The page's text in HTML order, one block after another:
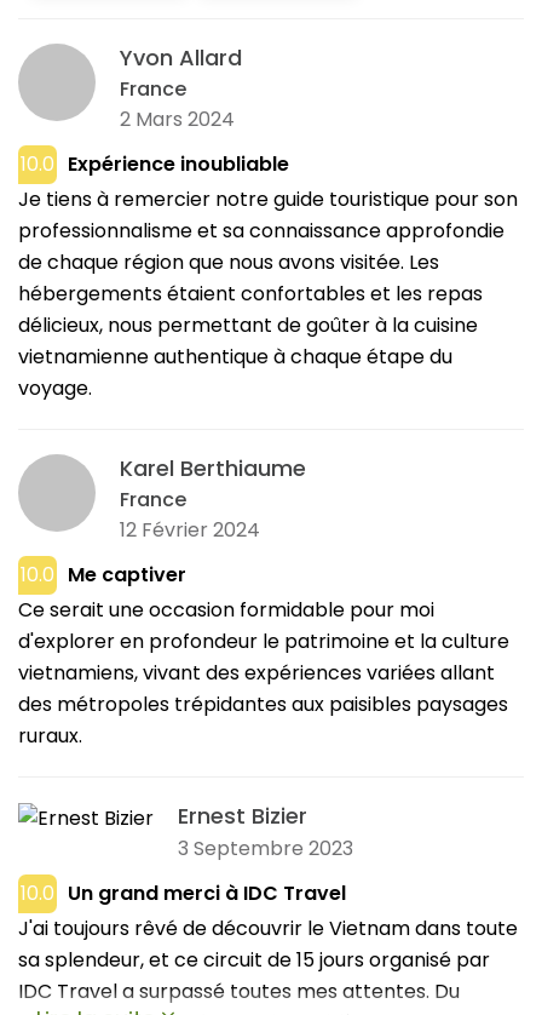
pu visiter Tam Coc en liberté sans guide). L'agence a
été aux petits soins et s'est régulièrement
préoccupée de notre confort durant ces 15 jours.
Une excellente expérience !
Yvon Allard
France
2 Mars 2024
10.0 Expérience inoubliable
Je tiens à remercier notre guide touristique pour son
professionnalisme et sa connaissance approfondie
de chaque région que nous avons visitée. Les
hébergements étaient confortables et les repas
délicieux, nous permettant de goûter à la cuisine
vietnamienne authentique à chaque étape du
voyage.
Karel Berthiaume
France
12 Février 2024
10.0 Me captiver
Ce serait une occasion formidable pour moi
d'explorer en profondeur le patrimoine et la culture
vietnamiens, vivant des expériences variées allant
des métropoles trépidantes aux paisibles paysages
ruraux.
Ernest Bizier
3 Septembre 2023
10.0 Un grand merci à IDC Travel
J'ai toujours rêvé de découvrir le Vietnam dans toute
sa splendeur, et ce circuit de 15 jours organisé par
IDC Travel a surpassé toutes mes attentes. Du